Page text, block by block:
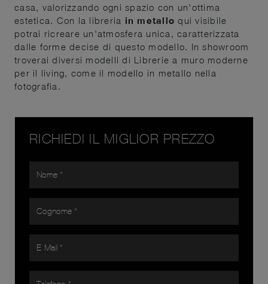
casa, valorizzando ogni spazio con un'ottima
estetica. Con la libreria in metallo qui visibile
potrai ricreare un'atmosfera unica, caratterizzata
dalle forme decise di questo modello. In showroom
troverai diversi modelli di Librerie a muro moderne
per il living, come il modello in metallo nella
fotografia.
RICHIEDI IL MIGLIOR PREZZO